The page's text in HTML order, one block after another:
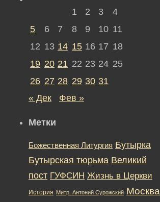
1 2 3
4
5
6 7 8 9 10 11
12 13 14 15 16 17 18
19 20 21 22 23 24 25
26 27 28 29 30 31
« Дек
Фев »
Метки
Божественная Литургия Бутырка
Бутырская тюрьма Великий
пост ГУФСИН Жизнь в Церкви
История Митр. Антоний Сурожский Москва